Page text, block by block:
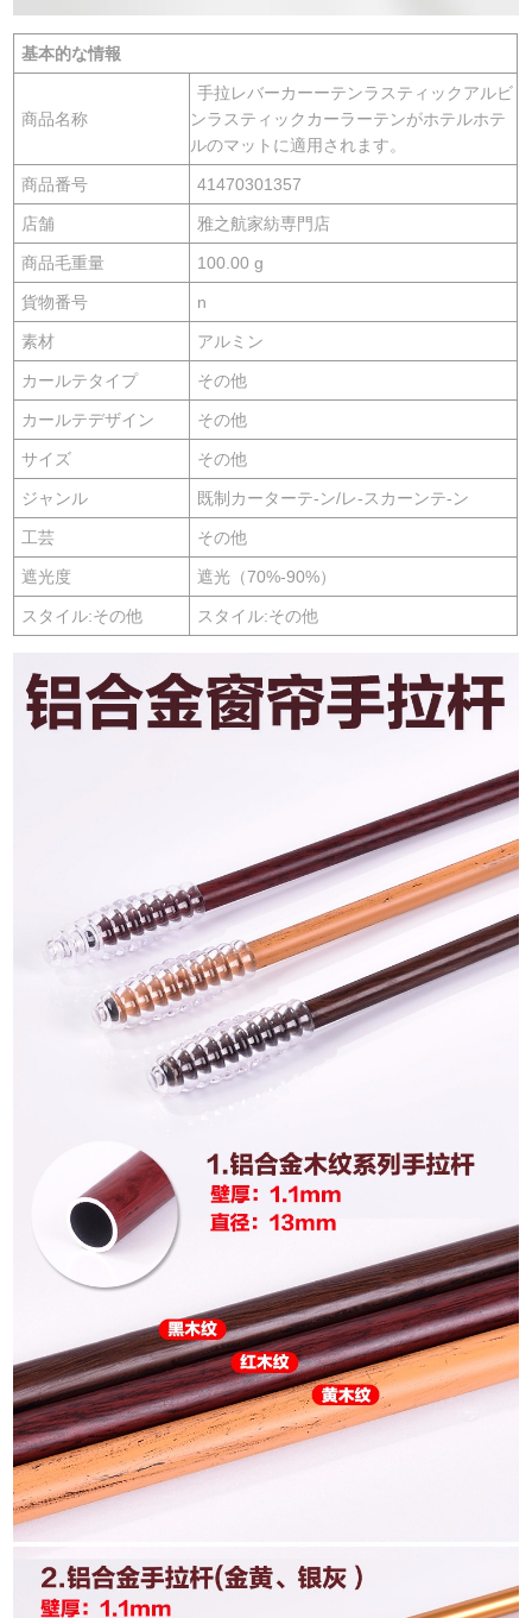
基本的な情報
商品名称
手拉レバーカーーテンラスティックアルビ
ンラスティックカーラーテンがホテルホテ
ルのマットに適用されます。
商品番号 41470301357
店舗 雅之航家紡専門店
商品毛重量 100.00 g
貨物番号 n
素材 アルミン
カールテタイプ その他
カールテデザイン その他
サイズ その他
ジャンル 既制カーターテ-ン/レ-スカーンテ-ン
工芸 その他
遮光度 遮光（70%-90%）
スタイル:その他 スタイル:その他